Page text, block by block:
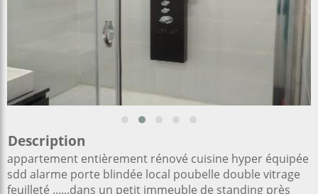
Description
appartement entièrement rénové cuisine hyper équipée
sdd alarme porte blindée local poubelle double vitrage
feuilleté ......dans un petit immeuble de standing près